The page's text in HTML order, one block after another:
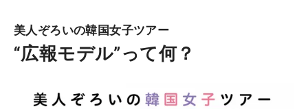
美人ぞろいの韓国女子ツアー
“広報モデル”って何？